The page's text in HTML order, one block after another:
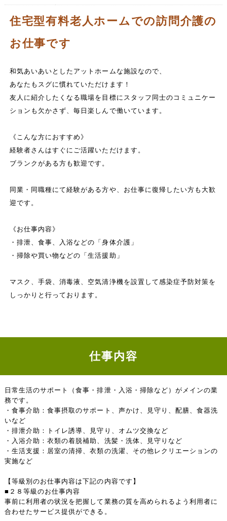
住宅型有料老人ホームでの訪問介護の
お仕事です
和気あいあいとしたアットホームな施設なので、
あなたもスグに慣れていただけます！
友人に紹介したくなる職場を目標にスタッフ同士のコミュニケー
ションも欠かさず、毎日楽しんで働いています。
《こんな方におすすめ》
経験者さんはすぐにご活躍いただけます。
ブランクがある方も歓迎です。
同業・同職種にて経験がある方や、お仕事に復帰したい方も大歓
迎です。
《お仕事内容》
・排泄、食事、入浴などの「身体介護」
・掃除や買い物などの「生活援助」
マスク、手袋、消毒液、空気清浄機を設置して感染症予防対策を
しっかりと行っております。
仕事内容
日常生活のサポート（食事・排泄・入浴・掃除など）がメインの業
務です。
・食事介助：食事摂取のサポート、声かけ、見守り、配膳、食器洗
いなど
・排泄介助：トイレ誘導、見守り、オムツ交換など
・入浴介助：衣類の着脱補助、洗髪・洗体、見守りなど
・生活支援：居室の清掃、衣類の洗濯、その他レクリエーションの
実施など
【等級別のお仕事内容は下記の内容です】
■２８等級のお仕事内容
事前に利用者の状況を把握して業務の質を高められるよう利用者に
合わせたサービス提供ができる。